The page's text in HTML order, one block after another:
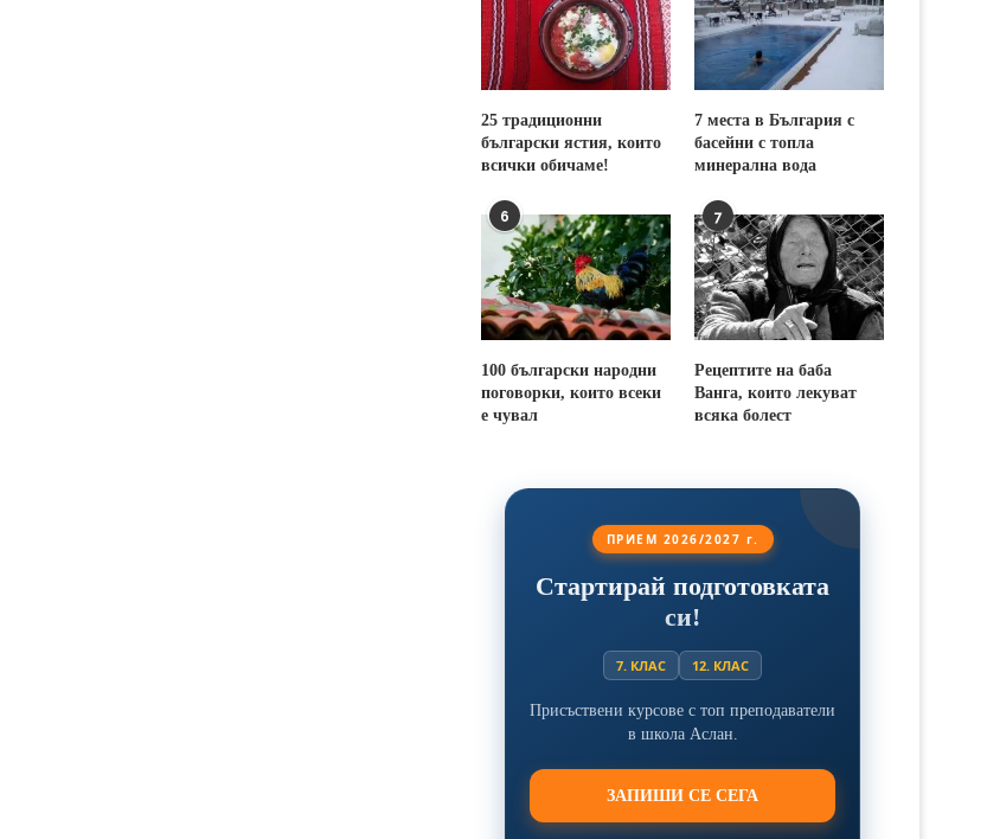
25 традиционни
български ястия, които
всички обичаме!
7 места в България с
басейни с топла
минерална вода
6
100 български народни
поговорки, които всеки
е чувал
7
Рецептите на баба
Ванга, които лекуват
всяка болест
ПРИЕМ 2026/2027 г.
Стартирай подготовката
си!
7. КЛАС 12. КЛАС
Присъствени курсове с топ преподаватели
в школа Аслан.
ЗАПИШИ СЕ СЕГА